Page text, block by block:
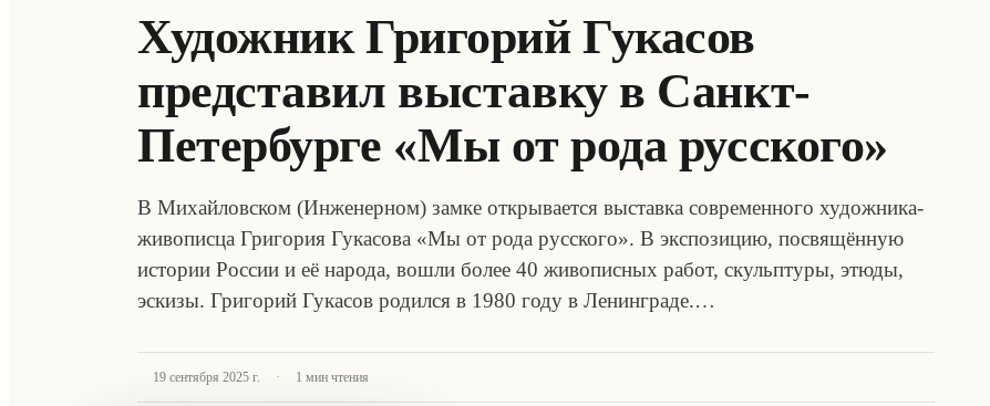
Художник Григорий Гукасов
представил выставку в Санкт-
Петербурге «Мы от рода русского»
В Михайловском (Инженерном) замке открывается выставка современного художника-
живописца Григория Гукасова «Мы от рода русского». В экспозицию, посвящённую
истории России и её народа, вошли более 40 живописных работ, скульптуры, этюды,
эскизы. Григорий Гукасов родился в 1980 году в Ленинграде.…
19 сентября 2025 г. · 1 мин чтения